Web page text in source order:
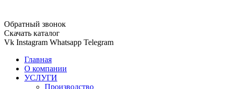
Обратный звонок
Скачать каталог
Vk Instagram Whatsapp Telegram
Главная
О компании
УСЛУГИ
Производство